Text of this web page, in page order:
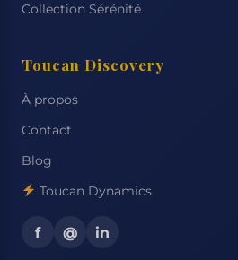
Collection Sérénité
Toucan Discovery
À propos
Contact
Blog
Toucan Dynamics
f @ in